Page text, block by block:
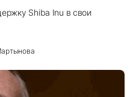
Shiba Inu в свои